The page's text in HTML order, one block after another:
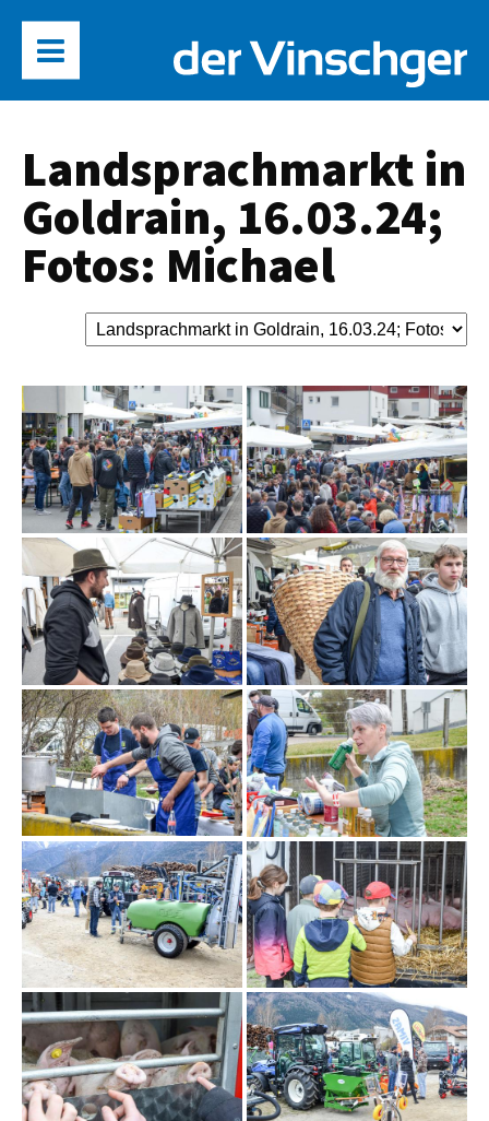
Landsprachmarkt in
Goldrain, 16.03.24;
Fotos: Michael